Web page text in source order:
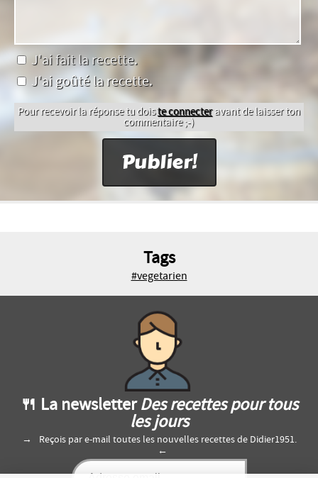
J'ai fait la recette.
J'ai goûté la recette.
Pour recevoir la réponse tu doiste connecteravant de laisser ton
commentaire ;-)
Tags
#vegetarien
🍴 La newsletter Des recettes pour tous
les jours
Reçois par e-mail toutes les nouvelles recettes de Didier1951.